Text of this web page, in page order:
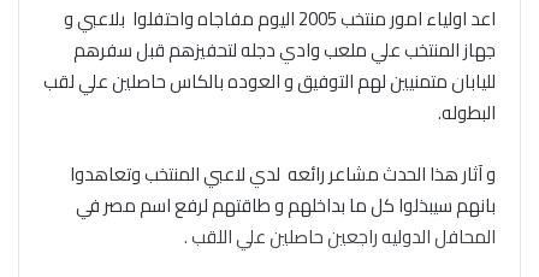
اعد اولياء امور منتخب 2005 اليوم مفاجاه واحتفلوا بلاعبي و
جهاز المنتخب علي ملعب وادي دجله لتحفيزهم قبل سفرهم
لليابان متمنيين لهم التوفيق و العوده بالكاس حاصلين علي لقب
البطوله.
و آثار هذا الحدث مشاعر رائعه لدي لاعبي المنتخب وتعاهدوا
بانهم سيبذلوا كل ما بداخلهم و طاقتهم لرفع اسم مصر في
المحافل الدوليه راجعين حاصلين علي اللقب .